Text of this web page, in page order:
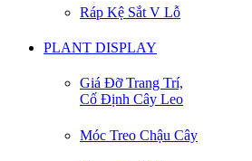
Ráp Kệ Sắt V Lỗ
PLANT DISPLAY
Giá Đỡ Trang Trí,
Cố Định Cây Leo
Móc Treo Chậu Cây